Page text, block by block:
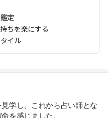
定
ちを楽にする
イル
学し、これから占い師とな
を感じました。